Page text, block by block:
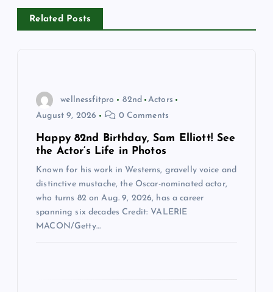
v
Related Posts
wellnessfitpro 82nd
Actors
August 9, 2026
0 Comments
Happy 82nd Birthday, Sam Elliott! See
the Actor’s Life in Photos
Known for his work in Westerns, gravelly voice and
distinctive mustache, the Oscar-nominated actor,
who turns 82 on Aug. 9, 2026, has a career
spanning six decades Credit: VALERIE
MACON/Getty…